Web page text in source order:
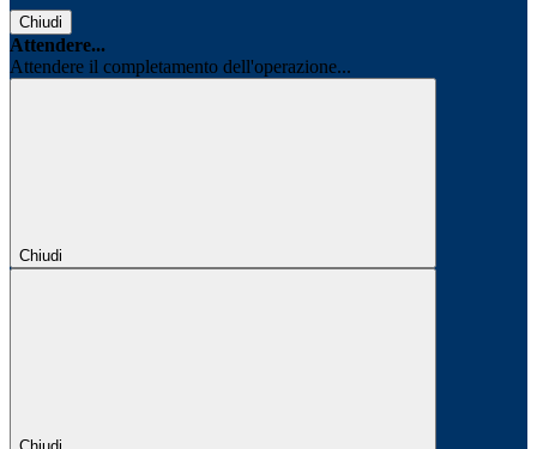
Chiudi
Attendere...
Attendere il completamento dell'operazione...
Chiudi